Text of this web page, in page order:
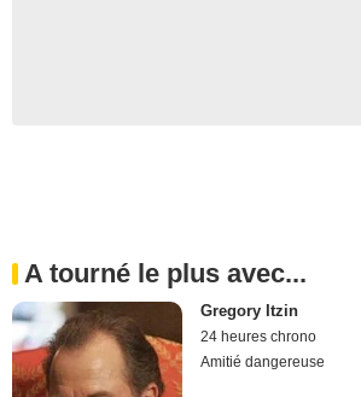
A tourné le plus avec...
Gregory Itzin
24 heures chrono
Amitié dangereuse